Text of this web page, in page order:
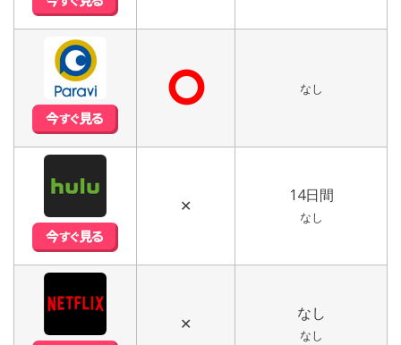
⭘ なし
✕
14日間
なし
✕
なし
なし